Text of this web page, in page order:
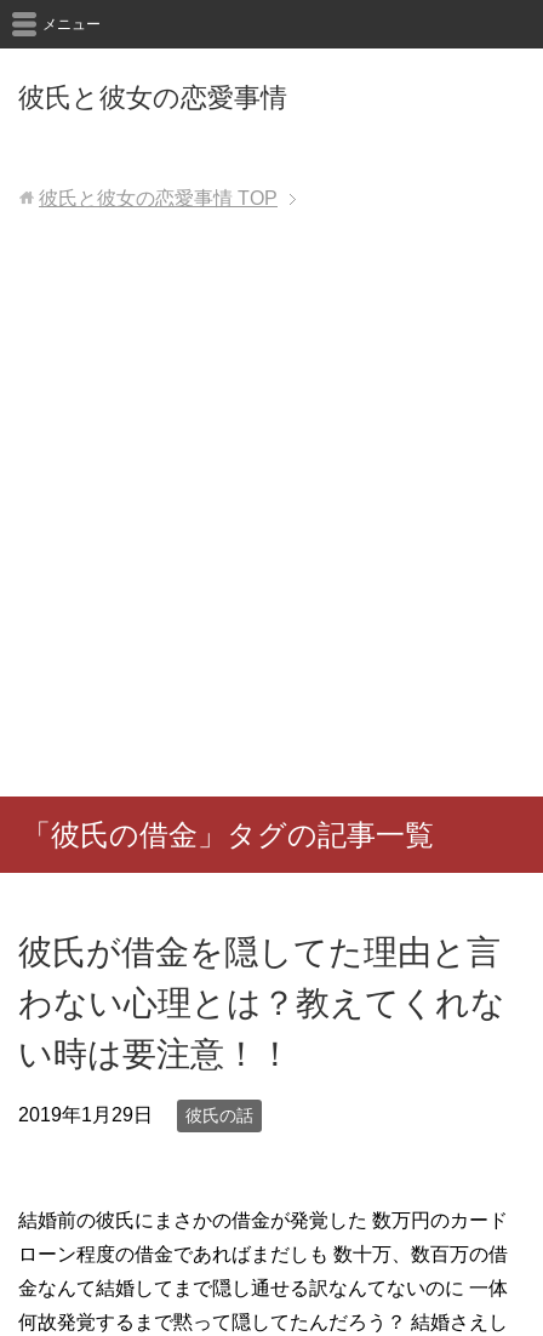
彼氏と彼女の恋愛事情
メニュー
彼氏と彼女の恋愛事情 TOP
「彼氏の借金」タグの記事一覧
彼氏が借金を隠してた理由と言
わない心理とは？教えてくれな
い時は要注意！！
2019年1月29日 彼氏の話
結婚前の彼氏にまさかの借金が発覚した 数万円のカード
ローン程度の借金であればまだしも 数十万、数百万の借
金なんて結婚してまで隠し通せる訳なんてないのに 一体
何故発覚するまで黙って隠してたんだろう？ 結婚さえし